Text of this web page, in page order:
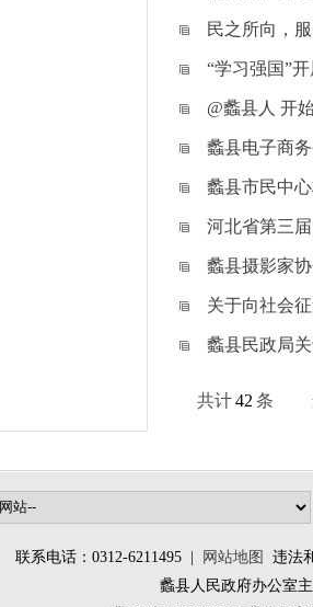
民之所向，
“学习强国”
@蠡县人 开
蠡县电子商
蠡县市民中
河北省第三
蠡县摄影家
关于向社会
蠡县民政局
共计42 条
联系电话：0312-6211495 | 网站地图
违法
蠡县人民政府办公